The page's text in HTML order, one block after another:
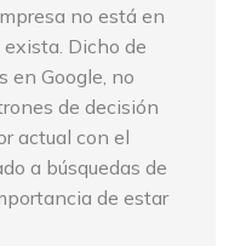
no está en
Dicho de
en Google, no
de decisión
actual con el
a búsquedas de
de estar